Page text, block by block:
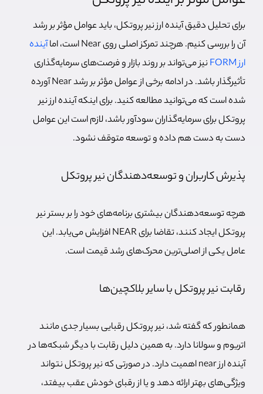
برای تحلیل دقیق آینده ارز نیر پروتکل، باید عوامل مؤثر بر رشد
آن را بررسی کنیم. هرچند تمرکز اصلی روی Near است، اما
آینده
ارز FORM
نیز می‌تواند بر روند بازار و فرصت‌های سرمایه‌گذاری
تأثیرگذار باشد. در ادامه برخی از عوامل مؤثر بر رشد Near آورده
شده است که می‌توانید مطالعه کنید. برای اینکه آینده ارز نیر
پروتکل برای سرمایه‌گذاران سودآور باشد، لازم است این عوامل
دست به دست هم داده و توسعه متوقف نشود.
پذیرش کاربران و توسعه‌دهندگان نیر پروتکل
هرچه توسعه‌دهندگان بیشتری برنامه‌های خود را بر بستر نیر
پروتکل ایجاد کنند، تقاضا برای NEAR افزایش می‌یابد. این
عامل یکی از اصلی‌ترین محرک‌های رشد قیمت است.
رقابت نیر پروتکل با سایر بلاکچین‌ها
همانطور که گفته شد، نیر پروتکل رقبایی بسیار جدی مانند
اتریوم و سولانا دارد. به همین دلیل رقابت با دیگر شبکه‌ها در
آینده ارز near اهمیت دارد. در صورتی که نیر پروتکل نتواند
ویژگی‌های بهتر ارائه دهد و یا از رقبای خودش عقب بیفتد،